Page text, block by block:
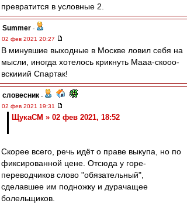
превратится в условные 2.
Summer -
02 фев 2021 20:27
В минувшие выходные в Москве ловил себя на
мысли, иногда хотелось крикнуть Мааа-скооо-
вскииий Спартак!
словесник -
02 фев 2021 19:31
ЩукаСМ » 02 фев 2021, 18:52
Скорее всего, речь идёт о праве выкупа, но по
фиксированной цене. Отсюда у горе-
переводчиков слово "обязательный",
сделавшее им подножку и дурачащее
болельщиков.